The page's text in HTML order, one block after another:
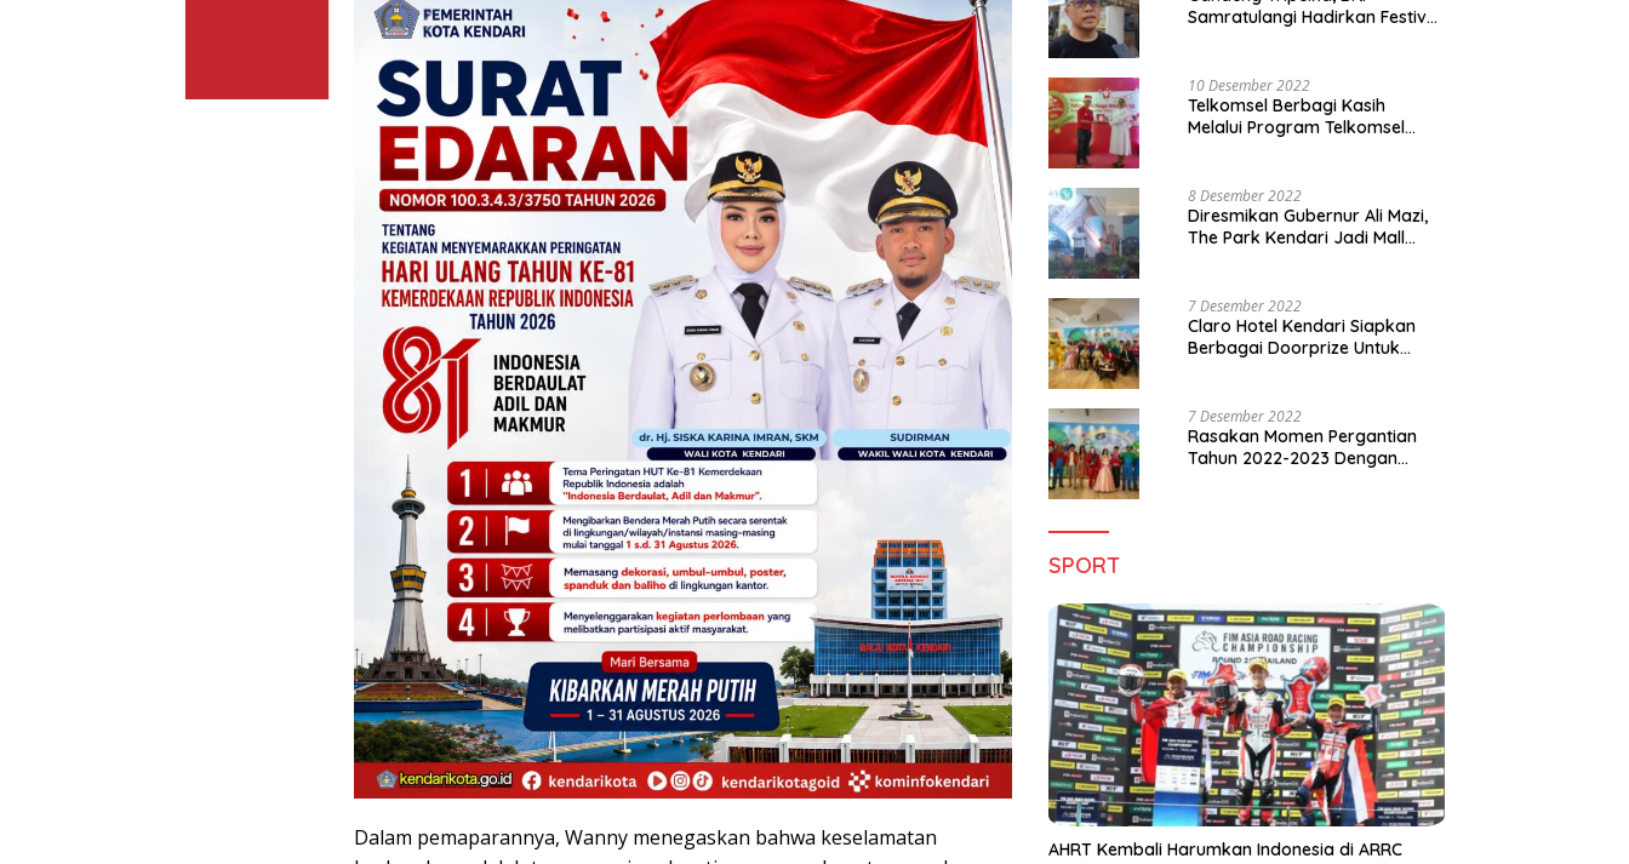
Dalam pemaparannya, Wanny menegaskan bahwa keselamatan
Samratulangi Hadirkan Festival
10 Desember 2022
Telkomsel Berbagi Kasih
Melalui Program Telkomsel
8 Desember 2022
Diresmikan Gubernur Ali Mazi,
The Park Kendari Jadi Mall
7 Desember 2022
Claro Hotel Kendari Siapkan
Berbagai Doorprize Untuk
7 Desember 2022
Rasakan Momen Pergantian
Tahun 2022-2023 Dengan
SPORT
AHRT Kembali Harumkan Indonesia di ARRC